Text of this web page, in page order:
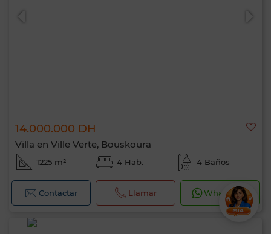
14.000.000 DH
Villa en Ville Verte, Bouskoura
1225 m² 4 Hab. 4 Baños
Contactar Llamar WhatsApp